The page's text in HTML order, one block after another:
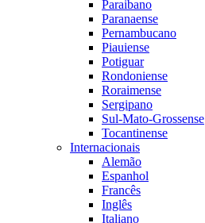
Paraibano
Paranaense
Pernambucano
Piauiense
Potiguar
Rondoniense
Roraimense
Sergipano
Sul-Mato-Grossense
Tocantinense
Internacionais
Alemão
Espanhol
Francês
Inglês
Italiano